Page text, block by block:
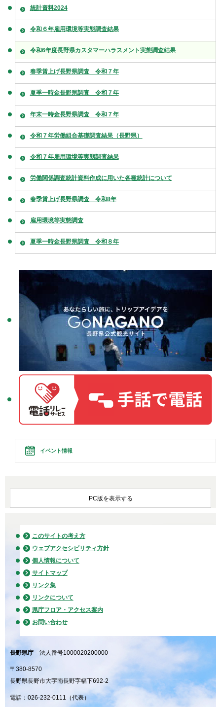
統計資料2024
令和６年雇用環境等実態調査結果
令和6年度長野県カスタマーハラスメント実態調査結果
春季賃上げ長野県調査 令和７年
夏季一時金長野県調査 令和７年
年末一時金長野県調査 令和７年
令和７年労働組合基礎調査結果（長野県）
令和７年雇用環境等実態調査結果
労働関係調査統計資料作成に用いた各種統計について
春季賃上げ長野県調査 令和8年
雇用環境等実態調査
夏季一時金長野県調査 令和８年
イベント情報
PC版を表示する
このサイトの考え方
ウェブアクセシビリティ方針
個人情報について
サイトマップ
リンク集
リンクについて
県庁フロア・アクセス案内
お問い合わせ
長野県庁 法人番号1000020200000
〒380-8570
長野県長野市大字南長野字幅下692-2
電話：026-232-0111（代表）